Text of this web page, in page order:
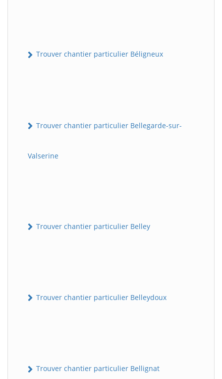
Trouver chantier particulier Béligneux
Trouver chantier particulier Bellegarde-sur-
Valserine
Trouver chantier particulier Belley
Trouver chantier particulier Belleydoux
Trouver chantier particulier Bellignat